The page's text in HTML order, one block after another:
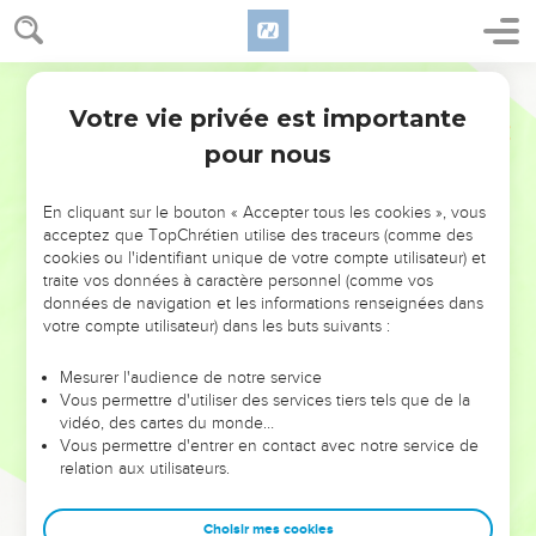
NE MANQUEZ PAS L’ÉVÉNEMENT
DE L’ANNÉE !
ET SI LEURS ERREURS POUVAIENT VOUS ÉVITER LES
VOTRES ?
leur foi ou leur vision. Mais on voit moins les doutes, les erreurs
et les saisons difficiles qu'ils ont traversés, alors même que ce
sont elles qui les ont façonnés.
Dans cette conférence, leaders, entrepreneurs, et responsables
clés pour avancer avec plus de sagesse afin que leurs erreurs
Votre vie privée est importante
pour nous
En cliquant sur le bouton « Accepter tous les cookies », vous
acceptez que TopChrétien utilise des traceurs (comme des
cookies ou l'identifiant unique de votre compte utilisateur) et
traite vos données à caractère personnel (comme vos
données de navigation et les informations renseignées dans
votre compte utilisateur) dans les buts suivants :
Mesurer l'audience de notre service
Vous permettre d'utiliser des services tiers tels que de la
vidéo, des cartes du monde…
Vous permettre d'entrer en contact avec notre service de
relation aux utilisateurs.
Choisir mes cookies